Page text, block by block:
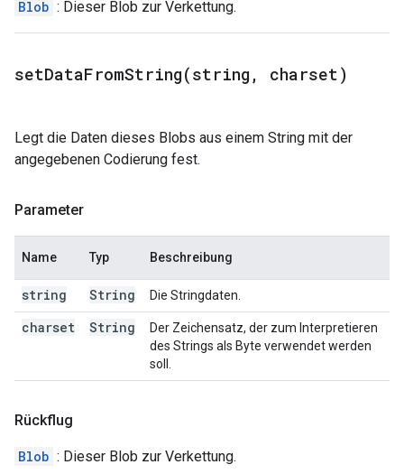
Blob : Dieser Blob zur Verkettung.
setDataFromString(string , charset)
Legt die Daten dieses Blobs aus einem String mit der
angegebenen Codierung fest.
Parameter
Name Typ Beschreibung
string String Die Stringdaten.
charset String
Der Zeichensatz, der zum Interpretieren
des Strings als Byte verwendet werden
soll.
Rückflug
Blob : Dieser Blob zur Verkettung.